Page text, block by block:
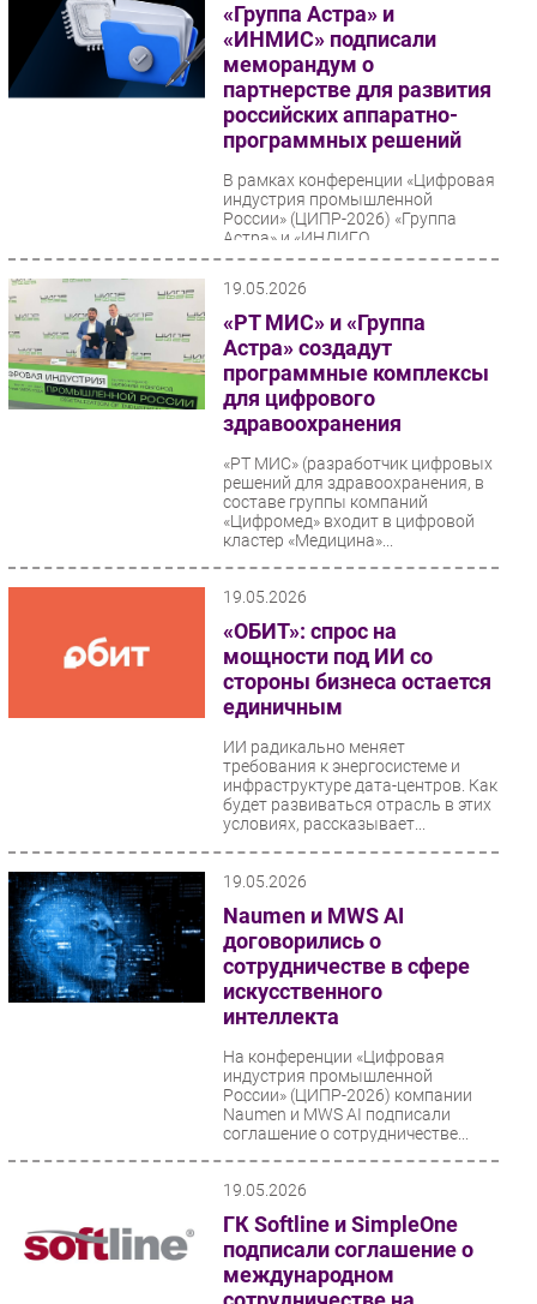
«Группа Астра» и
«ИНМИС» подписали
меморандум о
партнерстве для развития
российских аппаратно-
программных решений
В рамках конференции «Цифровая
индустрия промышленной
России» (ЦИПР-2026) «Группа
Астра» и «ИНДИГО
МИКРОСИСТЕМС» (ИНМИС)
19.05.2026
«РТ МИС» и «Группа
Астра» создадут
программные комплексы
для цифрового
здравоохранения
«РТ МИС» (разработчик цифровых
решений для здравоохранения, в
составе группы компаний
«Цифромед» входит в цифровой
кластер «Медицина»...
19.05.2026
«ОБИТ»: спрос на
мощности под ИИ со
стороны бизнеса остается
единичным
ИИ радикально меняет
требования к энергосистеме и
инфраструктуре дата-центров. Как
будет развиваться отрасль в этих
условиях, рассказывает...
19.05.2026
Naumen и MWS AI
договорились о
сотрудничестве в сфере
искусственного
интеллекта
На конференции «Цифровая
индустрия промышленной
России» (ЦИПР-2026) компании
Naumen и MWS AI подписали
соглашение о сотрудничестве...
19.05.2026
ГК Softline и SimpleOne
подписали соглашение о
международном